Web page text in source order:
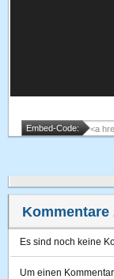
Embed-Code:
Kommentare
Es sind noch keine
Um einen